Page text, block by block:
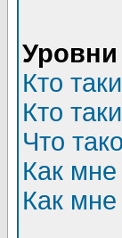
Уровни
Кто
Кто
Что
Как мне
Как